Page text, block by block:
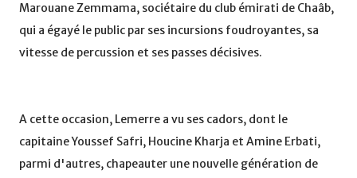
Marouane Zemmama, sociétaire du club émirati de Chaâb,
qui a égayé le public par ses incursions foudroyantes, sa
vitesse de percussion et ses passes décisives.
A cette occasion, Lemerre a vu ses cadors, dont le
capitaine Youssef Safri, Houcine Kharja et Amine Erbati,
parmi d'autres, chapeauter une nouvelle génération de